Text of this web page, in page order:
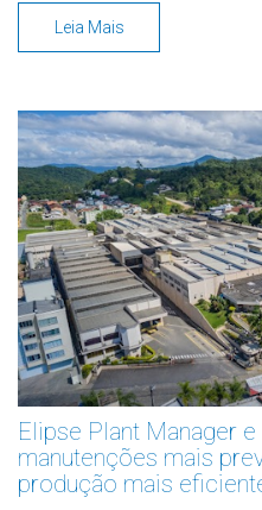
Leia Mais
Elipse Plant Manager
manutenções mais
produção mais